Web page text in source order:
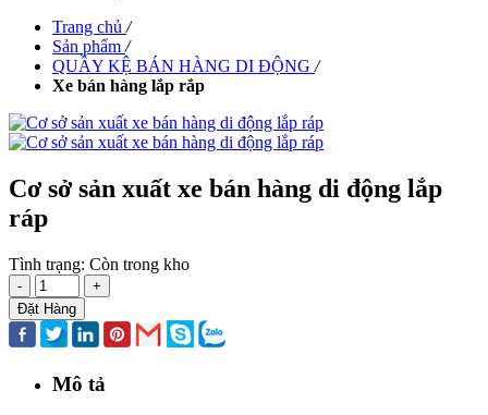
Trang chủ /
Sản phẩm /
QUẦY KỆ BÁN HÀNG DI ĐỘNG /
Xe bán hàng lắp rắp
Cơ sở sản xuất xe bán hàng di động lắp
ráp
Tình trạng: Còn trong kho
-
+
Đặt Hàng
Mô tả